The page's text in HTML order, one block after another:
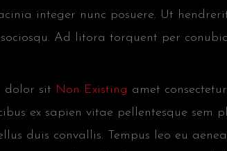
integer nunc posuere. Ut
Ad litora torquent per
dolor sit Non Existing amet
ex sapien vitae pellentesque sem
duis convallis. Tempus leo eu